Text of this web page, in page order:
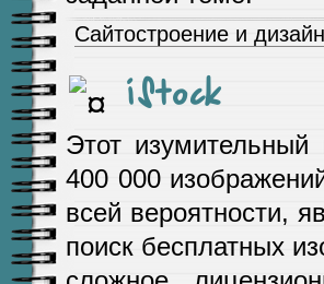
Сайтостроение и дизайн
iStock
Этот изумительный
400 000
всей вероятности,
поиск бесплатных